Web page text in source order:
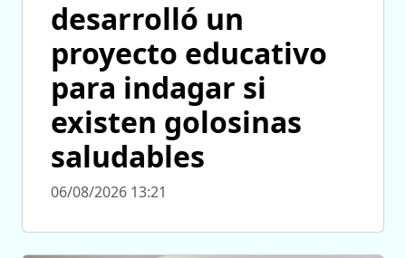
desarrolló un
proyecto educativo
para indagar si
existen golosinas
saludables
06/08/2026 13:21